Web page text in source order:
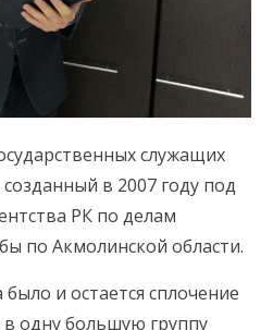
служащих
в 2007 году под
РК по делам
по Акмолинской области.
и остается сплочение
одну большую группу